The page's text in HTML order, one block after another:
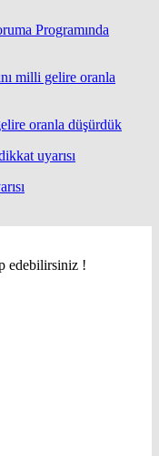
Programında
oranla düşürdük
edebilirsiniz !